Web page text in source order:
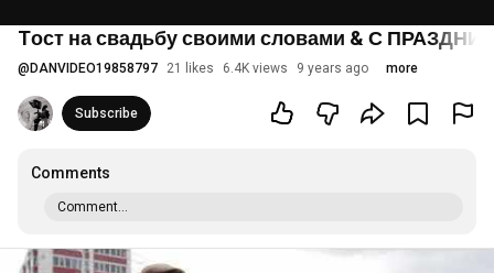
Tост на свадьбу своими словами & С
@ DANVIDEO19858797 21 likes 6.4K views 9 years ago more
Subscribe
Comments
Comment...